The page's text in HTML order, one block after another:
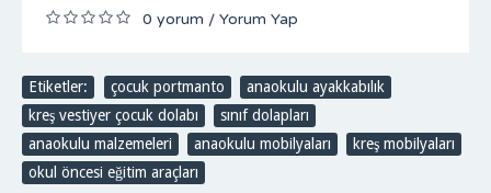
0 yorum / Yorum Yap
Etiketler: çocuk portmanto anaokulu ayakkabılık
kreş vestiyer çocuk dolabı
sınıf dolapları
anaokulu malzemeleri
anaokulu mobilyaları kreş mobilyaları
okul öncesi eğitim araçları